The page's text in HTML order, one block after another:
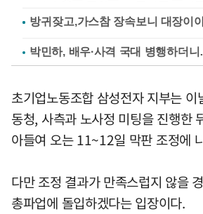
박민하, 배우·사격 국대 병행하더
초기업노동조합 삼성전자 지부는 이
동청, 사측과 노사정 미팅을 진행한
아들여 오는 11~12일 막판 조정에
다만 조정 결과가 만족스럽지 않을
총파업에 돌입하겠다는 입장이다.